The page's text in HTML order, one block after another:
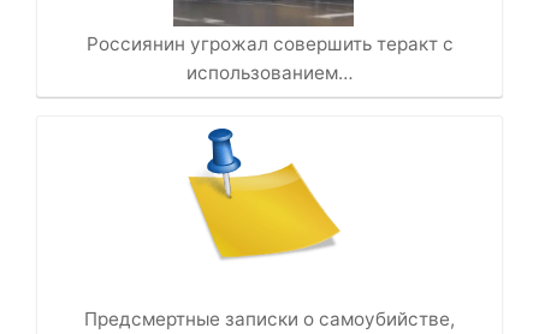
Россиянин угрожал совершить теракт с
использованием…
Предсмертные записки о самоубийстве,